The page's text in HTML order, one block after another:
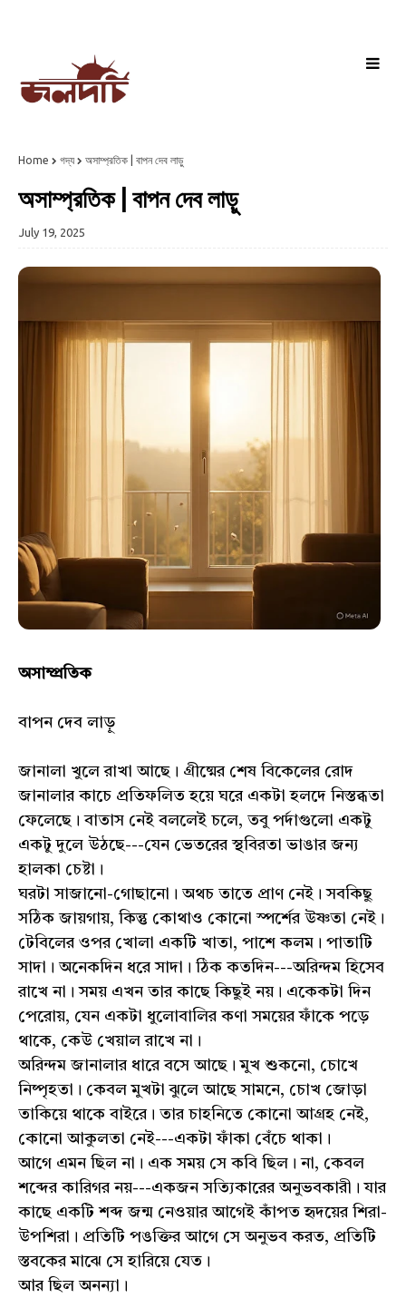
Home গদ্য অসাম্প্রতিক | বাপন দেব লাড়ু
অসাম্প্রতিক | বাপন দেব লাড়ু
July 19, 2025
অসাম্প্রতিক
বাপন দেব লাড়ু
জানালা খুলে রাখা আছে। গ্রীষ্মের শেষ বিকেলের রোদ
জানালার কাচে প্রতিফলিত হয়ে ঘরে একটা হলদে নিস্তব্ধতা
ফেলেছে। বাতাস নেই বললেই চলে, তবু পর্দাগুলো একটু
একটু দুলে উঠছে---যেন ভেতরের স্থবিরতা ভাঙার জন্য
হালকা চেষ্টা।
ঘরটা সাজানো-গোছানো। অথচ তাতে প্রাণ নেই। সবকিছু
সঠিক জায়গায়, কিন্তু কোথাও কোনো স্পর্শের উষ্ণতা নেই।
টেবিলের ওপর খোলা একটি খাতা, পাশে কলম। পাতাটি
সাদা। অনেকদিন ধরে সাদা। ঠিক কতদিন---অরিন্দম হিসেব
রাখে না। সময় এখন তার কাছে কিছুই নয়। একেকটা দিন
পেরোয়, যেন একটা ধুলোবালির কণা সময়ের ফাঁকে পড়ে
থাকে, কেউ খেয়াল রাখে না।
অরিন্দম জানালার ধারে বসে আছে। মুখ শুকনো, চোখে
নিষ্পৃহতা। কেবল মুখটা ঝুলে আছে সামনে, চোখ জোড়া
তাকিয়ে থাকে বাইরে। তার চাহনিতে কোনো আগ্রহ নেই,
কোনো আকুলতা নেই---একটা ফাঁকা বেঁচে থাকা।
আগে এমন ছিল না। এক সময় সে কবি ছিল। না, কেবল
শব্দের কারিগর নয়---একজন সত্যিকারের অনুভবকারী। যার
কাছে একটি শব্দ জন্ম নেওয়ার আগেই কাঁপত হৃদয়ের শিরা-
উপশিরা। প্রতিটি পঙক্তির আগে সে অনুভব করত, প্রতিটি
স্তবকের মাঝে সে হারিয়ে যেত।
আর ছিল অনন্যা।